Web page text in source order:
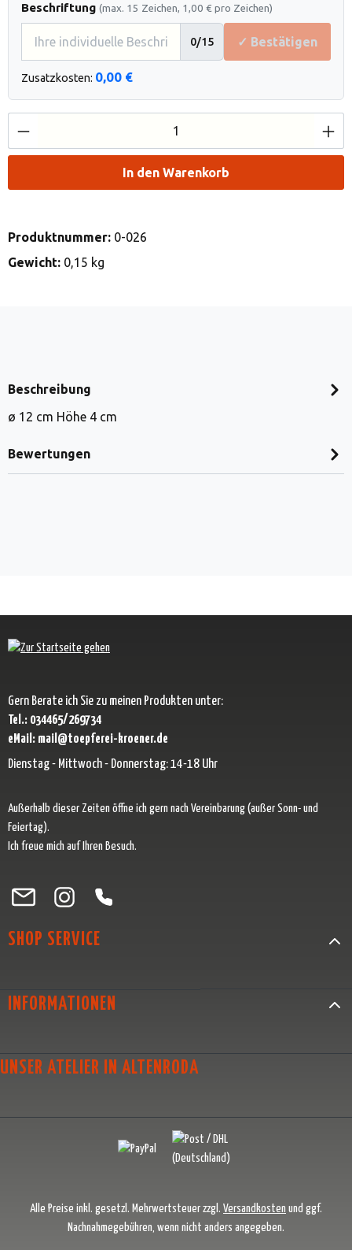
Beschriftung (max. 15 Zeichen, 1,00 € pro Zeichen)
0/15 ✓ Bestätigen
Zusatzkosten: 0,00 €
Produkt Anzahl: Gib den gewünschten
In den Warenkorb
Produktnummer: 0-026
Gewicht: 0,15 kg
Beschreibung
ø 12 cm Höhe 4 cm
Bewertungen
Gern Berate ich Sie zu meinen Produkten unter:
Tel.: 034465/269734
eMail: mail@toepferei-kroener.de
Dienstag - Mittwoch - Donnerstag: 14-18 Uhr
Außerhalb dieser Zeiten öffne ich gern nach Vereinbarung (außer Sonn- und
Feiertag).
Ich freue mich auf Ihren Besuch.
Besuche uns auf Facebook – öffnet in neuem Tab (externer Link)
Schau auf Instagram vorbei – öffnet in neuem Tab (externer Link)
Lass dich auf Pinterest inspirieren – öffnet in neuem Tab
Folge uns auf X – öffnet in neuem Tab (externer Link)
SHOP SERVICE
INFORMATIONEN
UNSER ATELIER IN ALTENRODA
Alle Preise inkl. gesetzl. Mehrwertsteuer zzgl. Versandkosten und ggf.
Nachnahmegebühren, wenn nicht anders angegeben.